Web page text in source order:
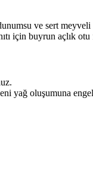
ve sert
için buyrun açlık otu
yağ oluşumuna